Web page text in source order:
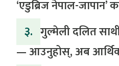
‘एडुब्रिज नेपाल-जापान’
३. ​गुल्मेली दलित
— आउनुहोस्, अब